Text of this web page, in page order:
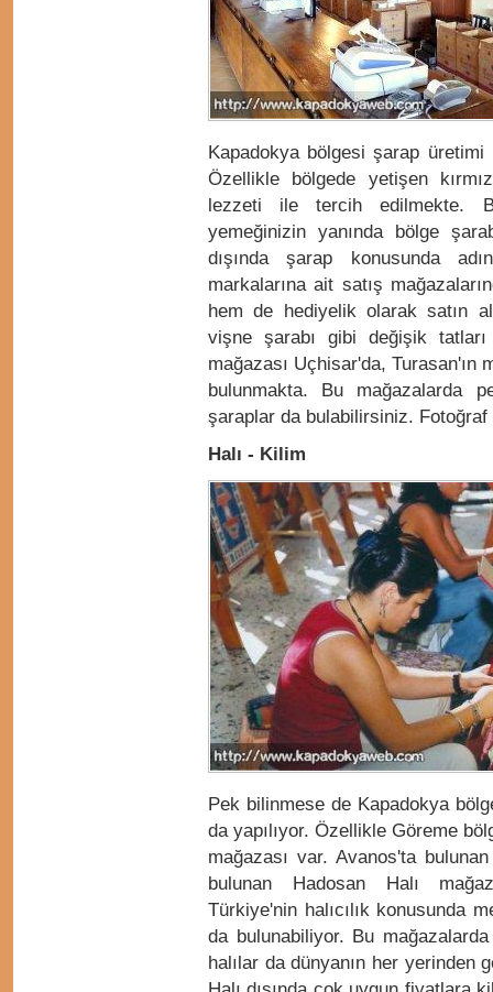
Kapadokya bölgesi şarap
Özellikle bölgede yetişen
lezzeti ile tercih edilmekte.
yemeğinizin yanında bölge
dışında şarap konusunda
markalarına ait satış
hem de hediyelik olarak satın
vişne şarabı gibi değişik
mağazası Uçhisar'da, Turasan'ın
bulunmakta. Bu mağazalarda
şaraplar da bulabilirsiniz. Fotoğraf
Halı - Kilim
Pek bilinmese de Kapadokya
da yapılıyor. Özellikle Göreme
mağazası var. Avanos'ta
bulunan Hadosan Halı
Türkiye'nin halıcılık konusunda
da bulunabiliyor. Bu
halılar da dünyanın her yerinden